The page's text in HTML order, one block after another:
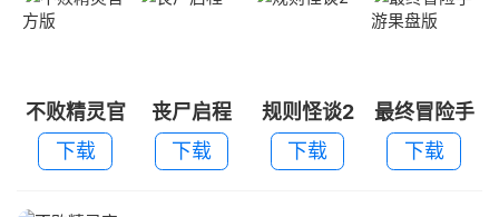
不败精灵官
方版
下载
丧尸启程
下载
规则怪谈2
下载
最终冒险手
游果盘版
下载